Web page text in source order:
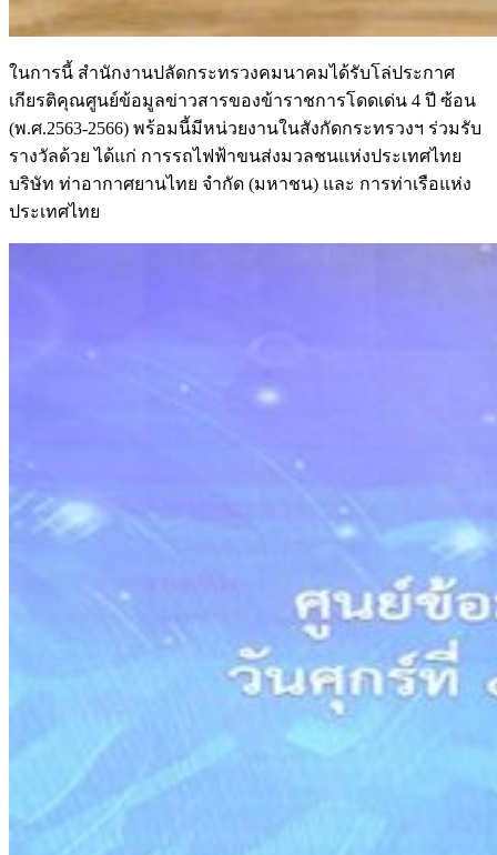
ในการนี้ สำนักงานปลัดกระทรวงคมนาคมได้รับโล่ประกาศ
เกียรติคุณศูนย์ข้อมูลข่าวสารของข้าราชการโดดเด่น 4 ปี ซ้อน
(พ.ศ.2563-2566) พร้อมนี้มีหน่วยงานในสังกัดกระทรวงฯ ร่วมรับ
รางวัลด้วย ได้แก่ การรถไฟฟ้าขนส่งมวลชนแห่งประเทศไทย
บริษัท ท่าอากาศยานไทย จำกัด (มหาชน) และ การท่าเรือแห่ง
ประเทศไทย